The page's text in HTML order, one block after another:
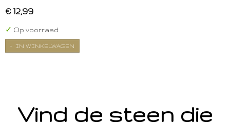
€ 12,99
✓ Op voorraad
IN WINKELWAGEN
Vind de steen die